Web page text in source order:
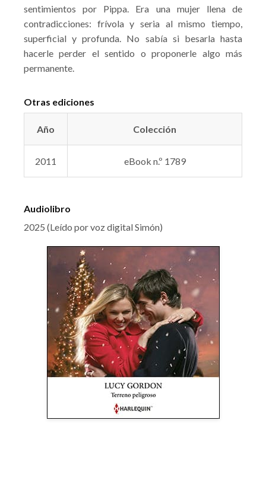
sentimientos por Pippa. Era una mujer llena de
contradicciones: frívola y seria al mismo tiempo,
superficial y profunda. No sabía si besarla hasta
hacerle perder el sentido o proponerle algo más
permanente.
Otras ediciones
Año Colección
2011 eBook n.º 1789
Audiolibro
2025 (Leído por voz digital Simón)